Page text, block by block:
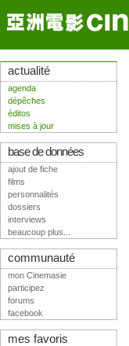
actualité
agenda
dépêches
éditos
mises à jour
base de données
ajout de fiche
films
personnalités
dossiers
interviews
beaucoup plus...
communauté
mon Cinemasie
participez
forums
facebook
mes favoris